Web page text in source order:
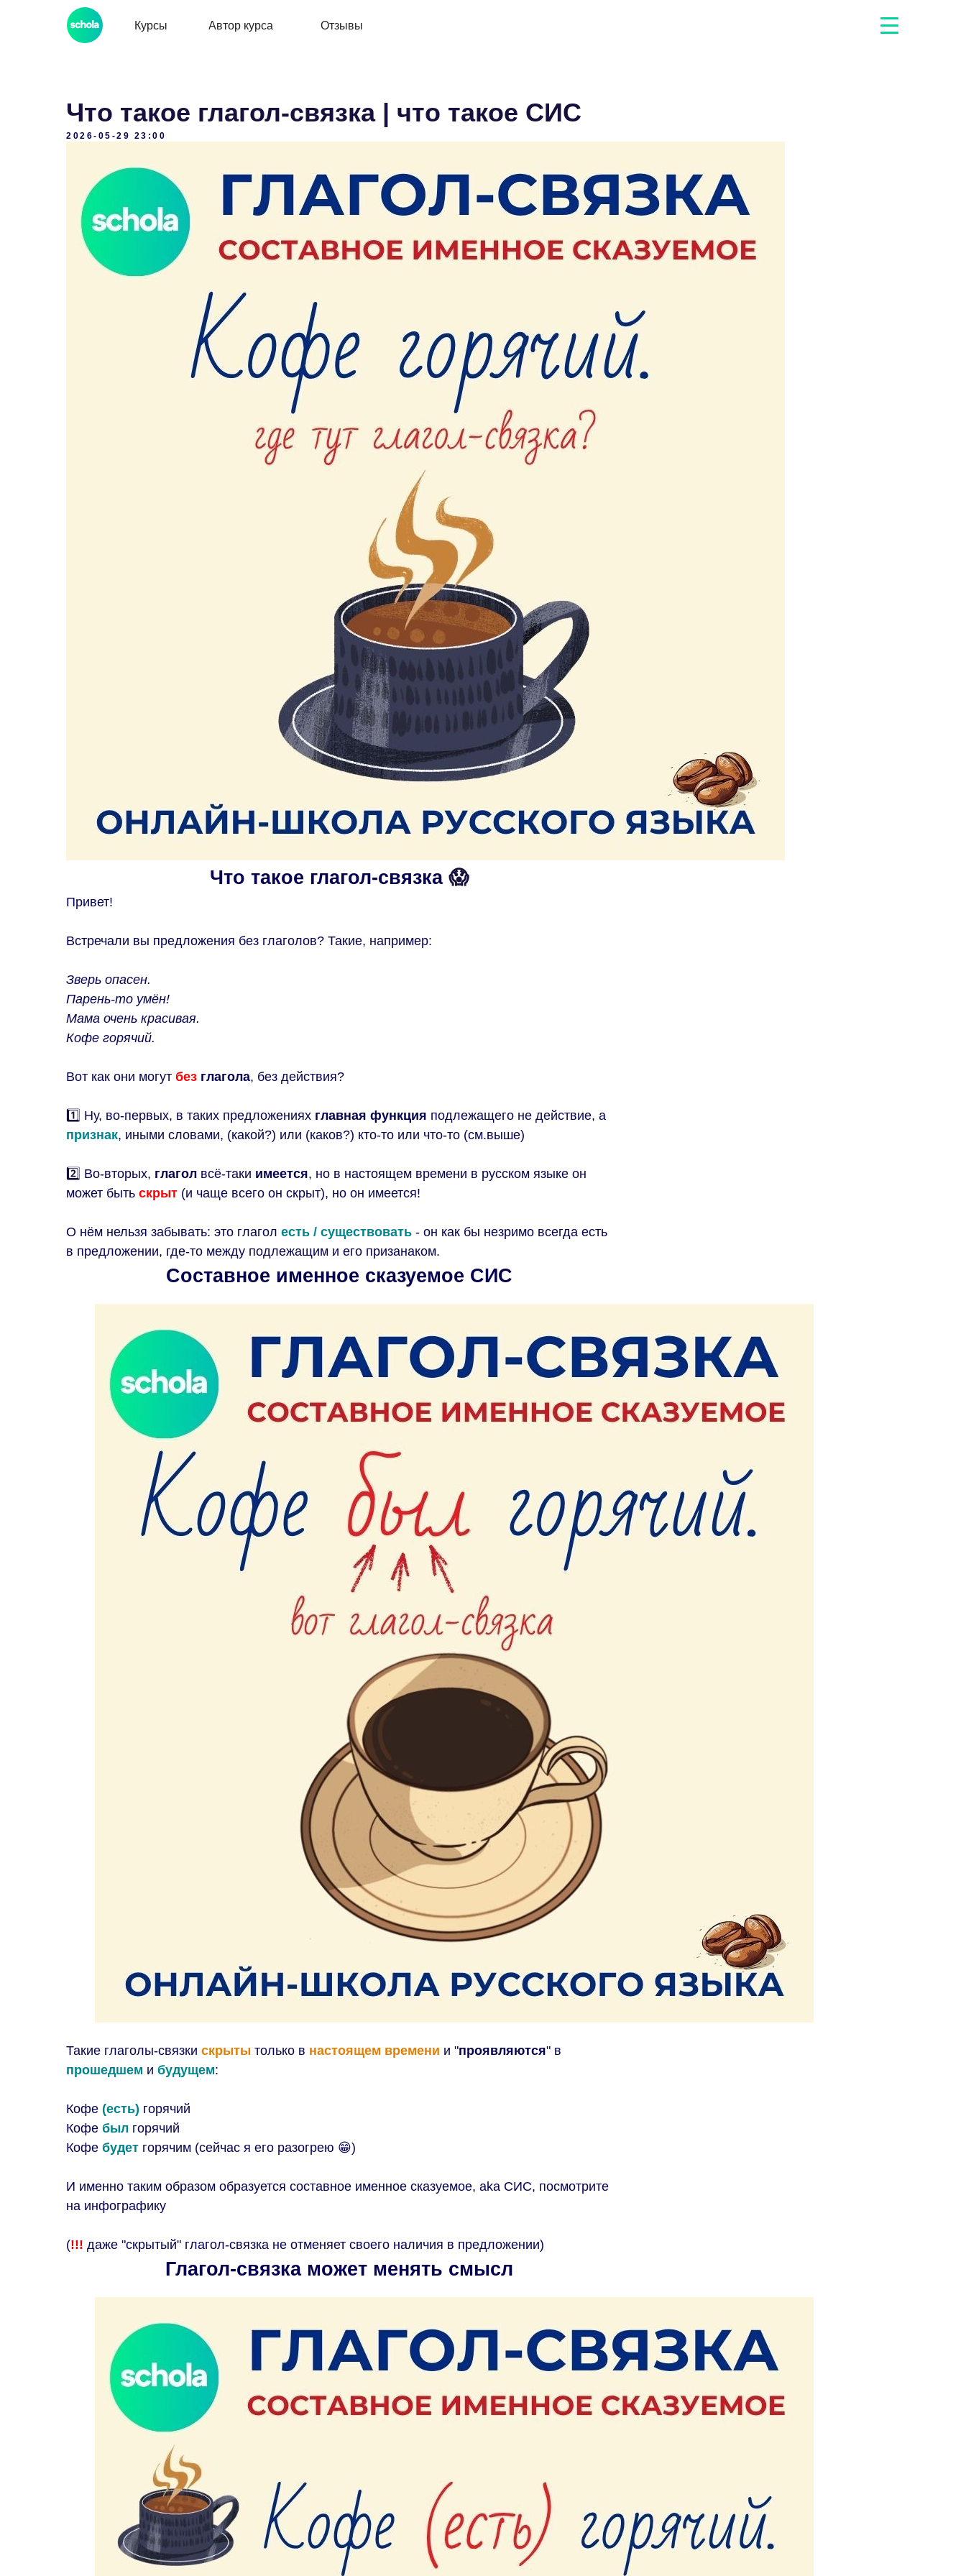
Курсы Автор курса Отзывы
Что такое глагол-связка | что такое СИС
2026-05-29 23:00
Что такое глагол-связка😱
Привет!
Встречали вы предложения без глаголов? Такие, например:
Зверь опасен.
Парень-то умён!
Мама очень красивая.
Кофе горячий.
Вот как они могут без глагола, без действия?
1️⃣ Ну, во-первых, в таких предложениях главная функция подлежащего не действие, а
признак, иными словами, (какой?) или (каков?) кто-то или что-то (см.выше)
2️⃣ Во-вторых, глагол всё-таки имеется, но в настоящем времени в русском языке он
может быть скрыт (и чаще всего он скрыт), но он имеется!
О нём нельзя забывать: это глагол есть / существовать - он как бы незримо всегда есть
в предложении, где-то между подлежащим и его призанаком.
Составное именное сказуемое СИС
Такие глаголы-связки скрыты только в настоящем времени и "проявляются" в
прошедшем и будущем:
Кофе (есть) горячий
Кофе был горячий
Кофе будет горячим (сейчас я его разогрею 😁)
И именно таким образом образуется составное именное сказуемое, aka СИС, посмотрите
на инфографику
(!!! даже "скрытый" глагол-связка не отменяет своего наличия в предложении)
Глагол-связка может менять смысл